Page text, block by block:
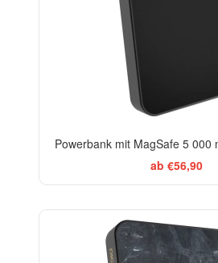
Powerbank mit MagSafe 5 000
ab €56,90